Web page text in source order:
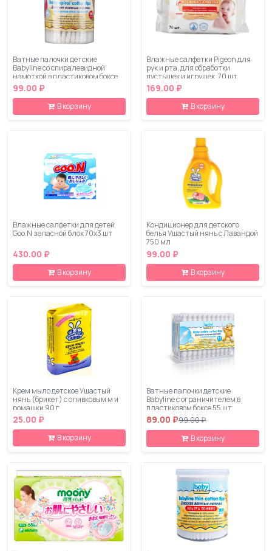
Ватные палочки детские
Babyline со спиралевидной
намоткой в пластиковом боксе
150 шт
99.00 ₽
В корзину
Влажные салфетки Pigeon для
рук и рта, для обработки
пустышек и игрушек, 70 шт
169.00 ₽
В корзину
Влажные салфетки для детей
Goo.N запасной блок 70х3 шт
430.00 ₽
В корзину
Кондиционер для детского
белья Ушастый нянь с Лавандой
750 мл
99.00 ₽
В корзину
Крем мыло детское Ушастый
нянь (брикет) с оливковым м и
ромашки 90 г
25.00 ₽
В корзину
Ватные палочки детские
Babyline с ограничителем в
пластиковом боксе 55 шт
89.00 ₽99.00 ₽
В корзину